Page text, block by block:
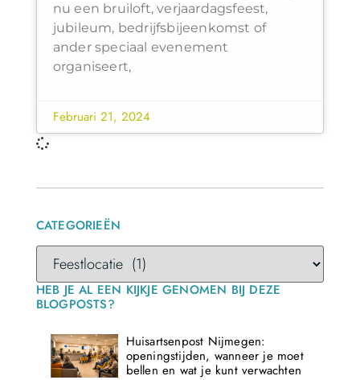
CATEGORIEËN
HEB JE AL EEN KIJKJE GENOMEN BIJ DEZE
BLOGPOSTS?
Huisartsenpost Nijmegen:
openingstijden, wanneer je moet
bellen en wat je kunt verwachten
nu een bruiloft, verjaardagsfeest,
jubileum, bedrijfsbijeenkomst of
ander speciaal evenement
organiseert,
Februari 21, 2024